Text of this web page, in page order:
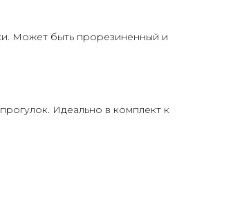
Может быть прорезиненный и
Идеально в комплект к